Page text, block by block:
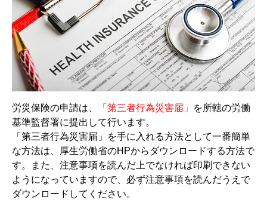
労災保険の申請は、 「第三者行為災害届」
を所轄の労働
基準監督署に提出して行います。
「第三者行為災害届」を手に入れる方法として一番簡単
な方法は、厚生労働省のHPからダウンロードする方法で
す。また、注意事項を読んだ上でなければ印刷できない
ようになっていますので、必ず注意事項を読んだうえで
ダウンロードしてください。